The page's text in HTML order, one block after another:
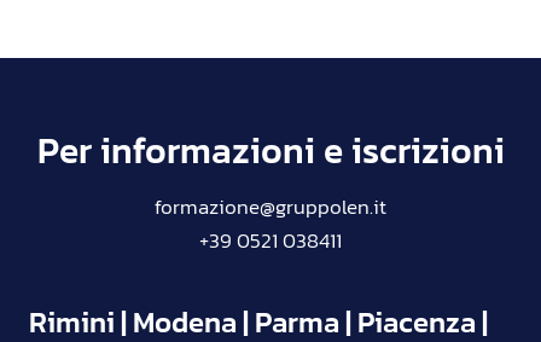
Per informazioni e iscrizioni
formazione@gruppolen.it
+39 0521 038411
Rimini | Modena | Parma | Piacenza |